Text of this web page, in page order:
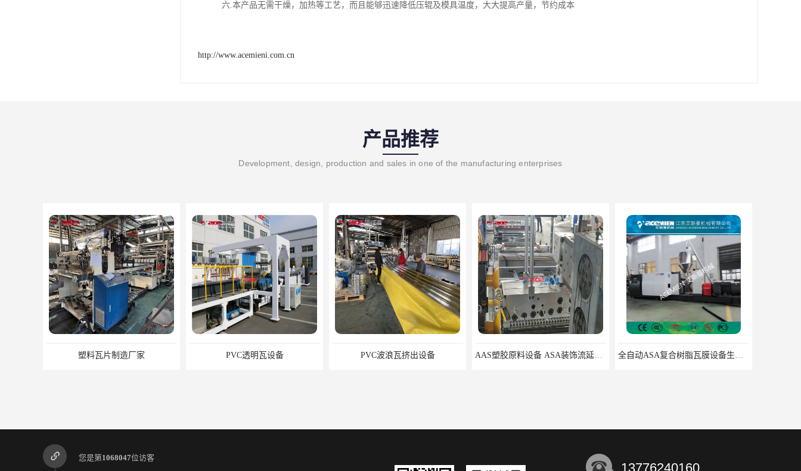
六.本产品无需干燥，加热等工艺，而且能够迅速降低压辊及模具温度，大大提高产量，节约成本
http://www.acemieni.com.cn
产品推荐
Development, design, production and sales in one of the manufacturing enterprises
塑料瓦片制造厂家 PVC透明瓦设备 PVC波浪瓦挤出设备 AAS塑胶原料设备 ASA装饰流延薄膜 ASA薄膜挤出机 全自动ASA复合树脂瓦膜设备生产线 ASA流延膜机组设备
您是第1068047位访客
13776240160